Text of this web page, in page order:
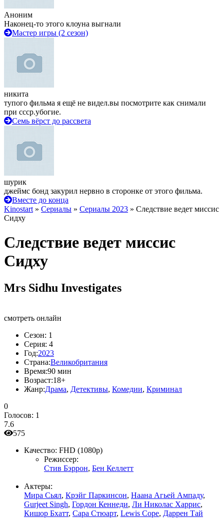
Аноним
Наконец-то этого клоуна выгнали
Мастер игры (2 сезон)
никита
тупого фильма я ещё не видел.вы посмотрите как снимали
при ссср.убогие.
Семь вёрст до рассвета
шурик
джеймс бонд закурил нервно в сторонке от этого фильма.
Вместе до конца
Kinostart » Сериалы » Сериалы 2023 » Следствие ведет миссис
Сидху
Следствие ведет миссис
Сидху
Mrs Sidhu Investigates
смотреть онлайн
Сезон: 1
Серия: 4
Год:2023
Страна:Великобритания
Время:90 мин
Возраст:18+
Жанр:Драма, Детективы, Комедии, Криминал
0
Голосов: 1
7.6
575
Качество: FHD (1080p)
Режиссер:
Стив Бэррон, Бен Келлетт
Актеры:
Мира Сьял, Крэйг Паркинсон, Наана Агьей Ампаду,
Gurjeet Singh, Гордон Кеннеди, Ли Николас Харрис,
Кишор Бхатт, Сара Стюарт, Lewis Cope, Даррен Тай